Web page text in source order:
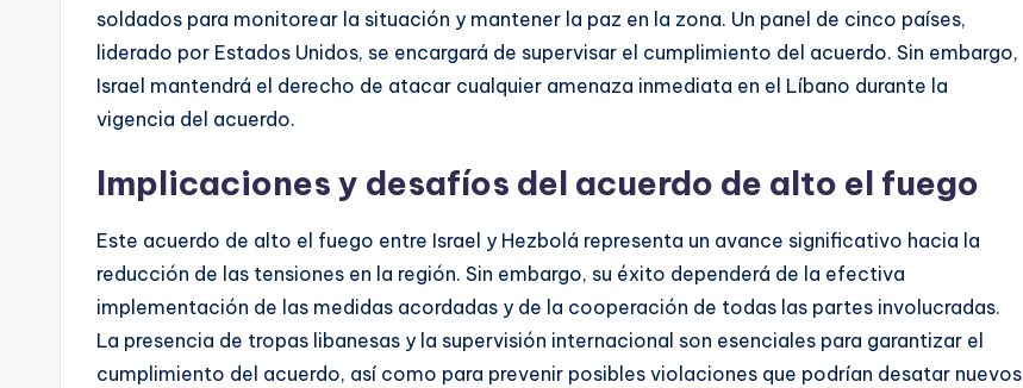
soldados para monitorear la situación y mantener la paz en la zona. Un panel de cinco países,
liderado por Estados Unidos, se encargará de supervisar el cumplimiento del acuerdo. Sin embargo,
Israel mantendrá el derecho de atacar cualquier amenaza inmediata en el Líbano durante la
vigencia del acuerdo.
Implicaciones y desafíos del acuerdo de alto el fuego
Este acuerdo de alto el fuego entre Israel y Hezbolá representa un avance significativo hacia la
reducción de las tensiones en la región. Sin embargo, su éxito dependerá de la efectiva
implementación de las medidas acordadas y de la cooperación de todas las partes involucradas.
La presencia de tropas libanesas y la supervisión internacional son esenciales para garantizar el
cumplimiento del acuerdo, así como para prevenir posibles violaciones que podrían desatar nuevos